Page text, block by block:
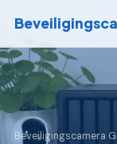
Beveiligingscamera